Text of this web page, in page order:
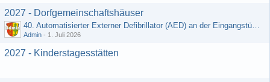
2027 - Dorfgemeinschaftshäuser
40. Automatisierter Externer Defibrillator (AED) an der Eingangstür zum DGH - Grebenroth
Admin - 1. Juli 2026
2027 - Kinderstagesstätten